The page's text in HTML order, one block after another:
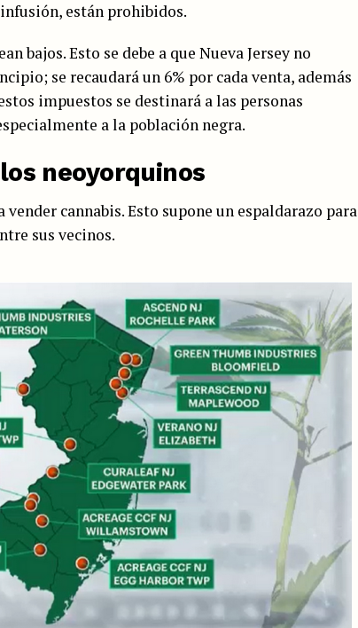
están prohibidos.
bajos. Esto se debe a que Nueva Jersey no
se recaudará un 6% por cada venta, además
impuestos se destinará a las personas
a la población negra.
neoyorquinos
cannabis. Esto supone un espaldarazo para
sus vecinos.